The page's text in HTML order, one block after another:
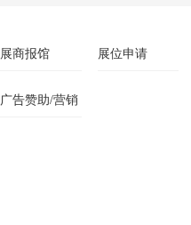
展商报馆 展位申请
广告赞助/营销